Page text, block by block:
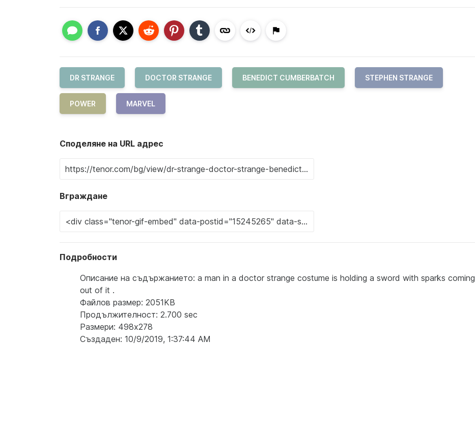
DR STRANGE DOCTOR STRANGE BENEDICT CUMBERBATCH STEPHEN STRANGE
POWER MARVEL
Споделяне на URL адрес
Вграждане
Подробности
Описание на съдържанието: a man in a doctor strange costume is holding a sword with sparks coming
out of it .
Файлов размер: 2051KB
Продължителност: 2.700 sec
Размери: 498x278
Създаден: 10/9/2019, 1:37:44 AM